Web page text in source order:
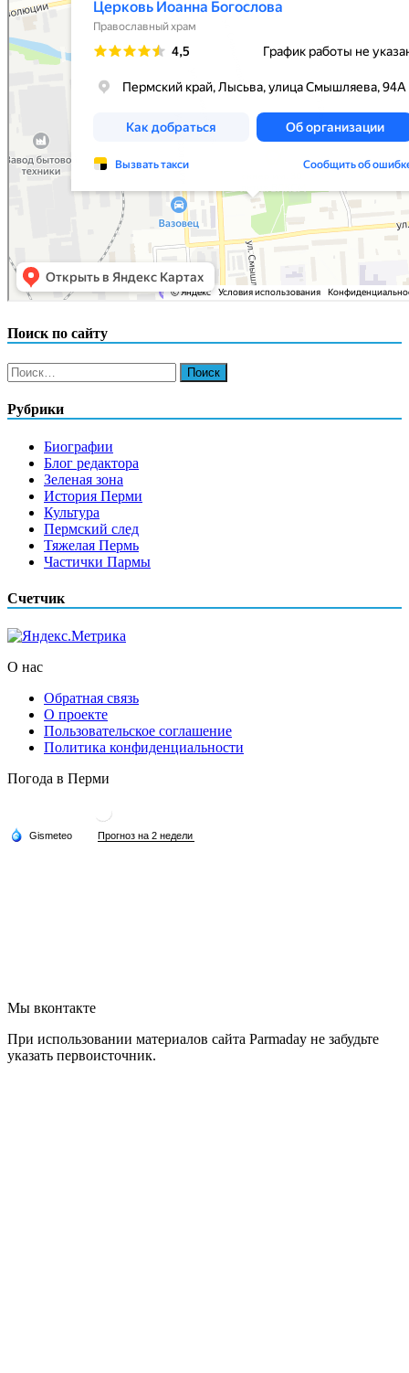
Поиск по сайту
Найти:
Рубрики
Биографии
Блог редактора
Зеленая зона
История Перми
Культура
Пермский след
Тяжелая Пермь
Частички Пармы
Счетчик
О нас
Обратная связь
О проекте
Пользовательское соглашение
Политика конфиденциальности
Погода в Перми
Мы вконтакте
При использовании материалов сайта Parmaday не забудьте
указать первоисточник.